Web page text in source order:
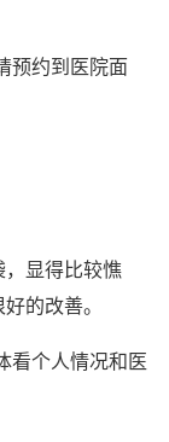
预约到医院面
，显得比较憔
的改善。
看个人情况和医